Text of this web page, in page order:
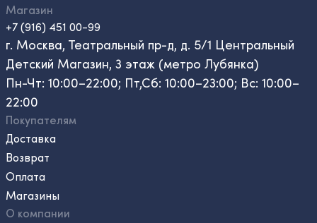
Магазин
+7 (916) 451 00-99
г. Москва, Театральный пр-д, д. 5/1 Центральный
Детский Магазин, 3 этаж (метро Лубянка)
Пн-Чт: 10:00–22:00; Пт,Сб: 10:00–23:00; Вс: 10:00–
22:00
Покупателям
Доставка
Возврат
Оплата
Магазины
О компании